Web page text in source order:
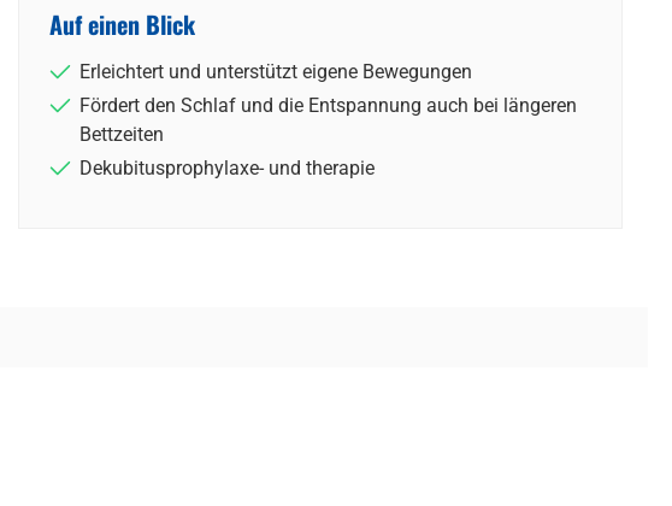
Auf einen Blick
Erleichtert und unterstützt eigene Bewegungen
Fördert den Schlaf und die Entspannung auch bei längeren
Bettzeiten
Dekubitusprophylaxe- und therapie